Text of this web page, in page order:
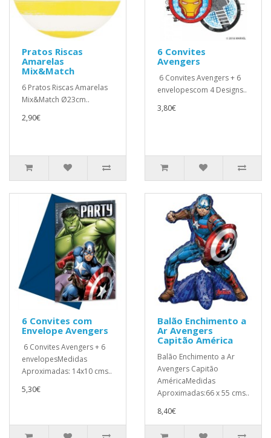
Pratos Riscas
Amarelas
Mix&Match
6 Pratos Riscas Amarelas
Mix&Match Ø23cm..
2,90€
6 Convites
Avengers
6 Convites Avengers + 6
envelopescom 4 Designs..
3,80€
6 Convites com
Envelope Avengers
6 Convites Avengers + 6
envelopesMedidas
Aproximadas: 14x10 cms..
5,30€
Balão Enchimento a
Ar Avengers
Capitão América
Balão Enchimento a Ar
Avengers Capitão
AméricaMedidas
Aproximadas:66 x 55 cms..
8,40€